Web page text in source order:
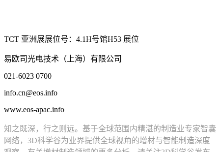
TCT 亚洲展展位号：4.1H号馆H53 展位
易欧司光电技术（上海）有限公司
021-6023 0700
info.cn@eos.info
www.eos-apac.info
知之既深，行之则远。基于全球范围内精湛的制造业专家智囊
网络，3D科学谷为业界提供全球视角的增材与智能制造深度